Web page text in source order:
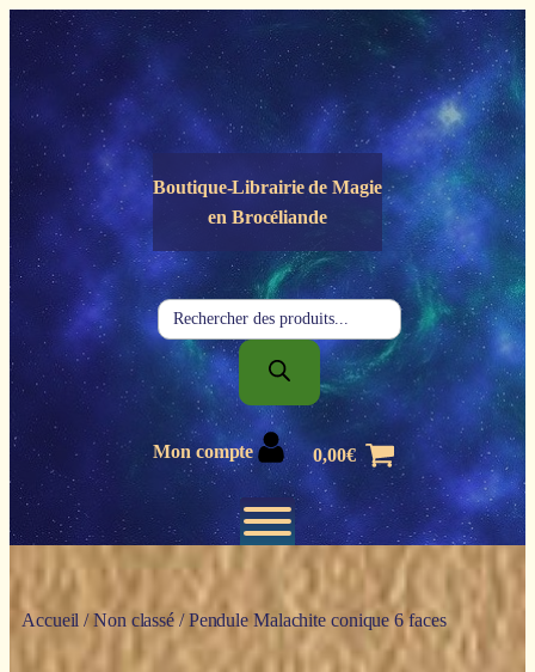
Panneau de gestion des cookies
Boutique-Librairie deMagie
en Brocéliande
Recherche
de
produits
Mon compte 0,00€
Accueil /Non classé/ Pendule Malachite conique 6 faces